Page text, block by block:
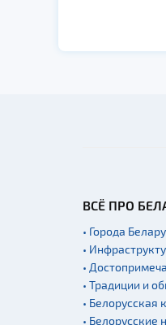
ВСЁ ПРО
• Города
•
•
• Традиции и
• Белорусская
• Белорусские